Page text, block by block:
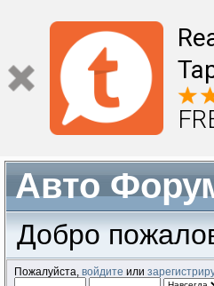
Авто
Добро
Пожалуйста,войдите или